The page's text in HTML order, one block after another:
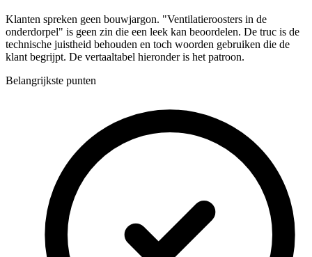
Klanten spreken geen bouwjargon. "Ventilatieroosters in de
onderdorpel" is geen zin die een leek kan beoordelen. De truc is de
technische juistheid behouden en toch woorden gebruiken die de
klant begrijpt. De vertaaltabel hieronder is het patroon.
Belangrijkste punten